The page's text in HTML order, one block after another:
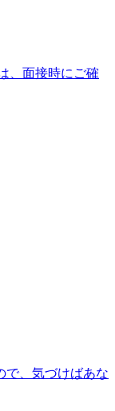
、面接時にご確
で、気づけばあな